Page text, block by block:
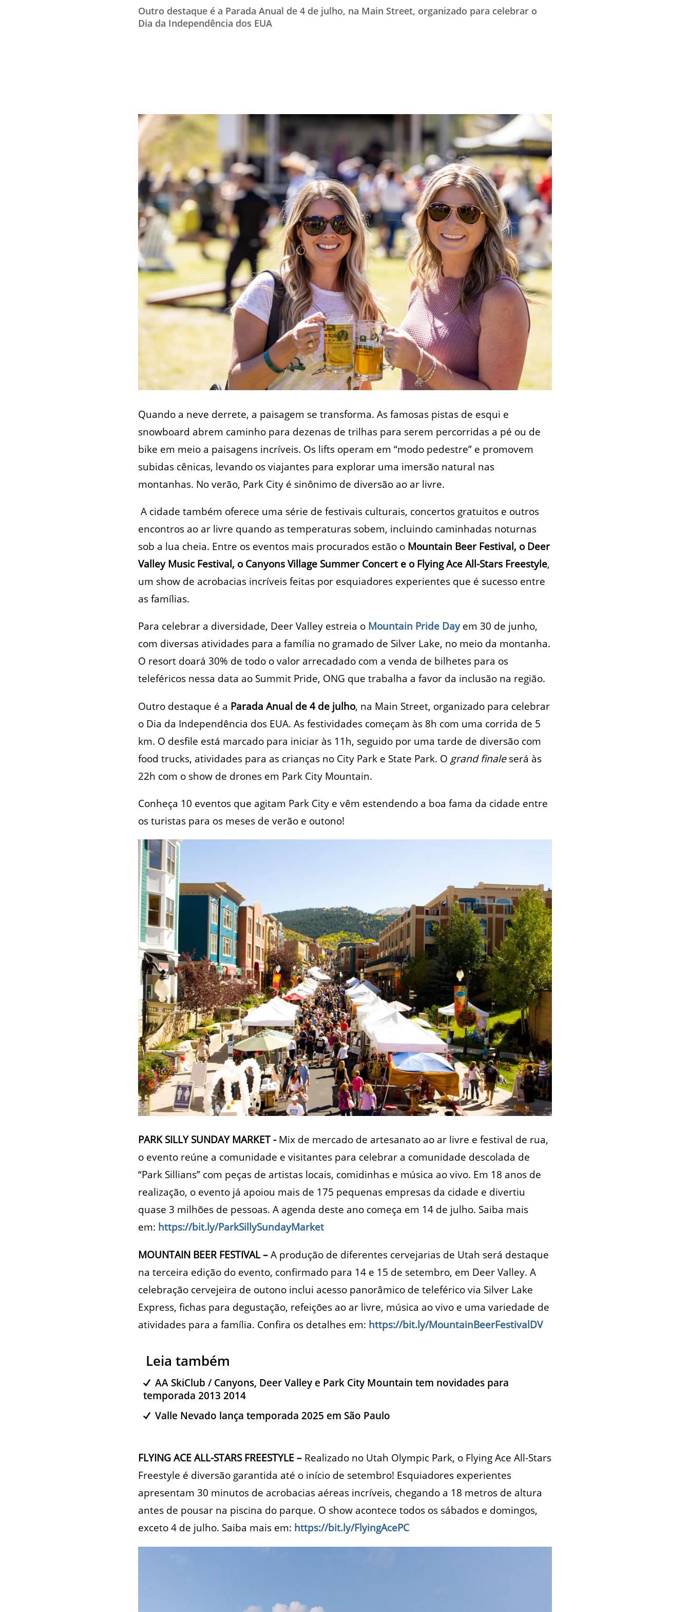
TESTADO E APROVADO
Outro destaque é a Parada Anual de 4 de julho, na Main Street, organizado para celebrar o
Dia da Independência dos EUA
Quando a neve derrete, a paisagem se transforma. As famosas pistas de esqui e
snowboard abrem caminho para dezenas de trilhas para serem percorridas a pé ou de
bike em meio a paisagens incríveis. Os lifts operam em “modo pedestre” e promovem
subidas cênicas, levando os viajantes para explorar uma imersão natural nas
montanhas. No verão, Park City é sinônimo de diversão ao ar livre.
A cidade também oferece uma série de festivais culturais, concertos gratuitos e outros
encontros ao ar livre quando as temperaturas sobem, incluindo caminhadas noturnas
sob a lua cheia. Entre os eventos mais procurados estão o Mountain Beer Festival, o Deer
Valley Music Festival, o Canyons Village Summer Concert e o Flying Ace All-Stars Freestyle,
um show de acrobacias incríveis feitas por esquiadores experientes que é sucesso entre
as famílias.
Para celebrar a diversidade, Deer Valley estreia o Mountain Pride Dayem 30 de junho,
com diversas atividades para a família no gramado de Silver Lake, no meio da montanha.
O resort doará 30% de todo o valor arrecadado com a venda de bilhetes para os
teleféricos nessa data ao Summit Pride, ONG que trabalha a favor da inclusão na região.
Outro destaque é a Parada Anual de 4 de julho, na Main Street, organizado para celebrar
o Dia da Independência dos EUA. As festividades começam às 8h com uma corrida de 5
km. O desfile está marcado para iniciar às 11h, seguido por uma tarde de diversão com
food trucks, atividades para as crianças no City Park e State Park. O grand finaleserá às
22h com o show de drones em Park City Mountain.
Conheça 10 eventos que agitam Park City e vêm estendendo a boa fama da cidade entre
os turistas para os meses de verão e outono!
PARK SILLY SUNDAY MARKET -Mix de mercado de artesanato ao ar livre e festival de rua,
o evento reúne a comunidade e visitantes para celebrar a comunidade descolada de
“Park Sillians” com peças de artistas locais, comidinhas e música ao vivo. Em 18 anos de
realização, o evento já apoiou mais de 175 pequenas empresas da cidade e divertiu
quase 3 milhões de pessoas. A agenda deste ano começa em 14 de julho. Saiba mais
em: https://bit.ly/ParkSillySundayMarket
MOUNTAIN BEER FESTIVAL –A produção de diferentes cervejarias de Utah será destaque
na terceira edição do evento, confirmado para 14 e 15 de setembro, em Deer Valley. A
celebração cervejeira de outono inclui acesso panorâmico de teleférico via Silver Lake
Express, fichas para degustação, refeições ao ar livre, música ao vivo e uma variedade de
atividades para a família. Confira os detalhes em: https://bit.ly/MountainBeerFestivalDV
Leia também
AA SkiClub / Canyons, Deer Valley e Park City Mountain tem novidades para
temporada 2013 2014
Valle Nevado lança temporada 2025 em São Paulo
FLYING ACE ALL-STARS FREESTYLE – Realizado no Utah Olympic Park, o Flying Ace All-Stars
Freestyle é diversão garantida até o início de setembro! Esquiadores experientes
apresentam 30 minutos de acrobacias aéreas incríveis, chegando a 18 metros de altura
antes de pousar na piscina do parque. O show acontece todos os sábados e domingos,
exceto 4 de julho. Saiba mais em: https://bit.ly/FlyingAcePC